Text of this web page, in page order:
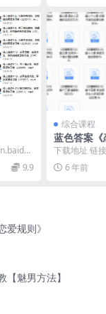
9.9
综合课程
蓝色答案《
下载地址 链
com/s/
6 年前
爱规则》
【魅男方法】